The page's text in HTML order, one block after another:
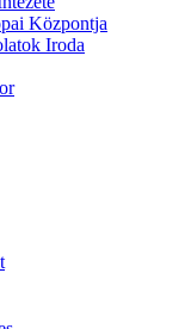
Központja
Iroda